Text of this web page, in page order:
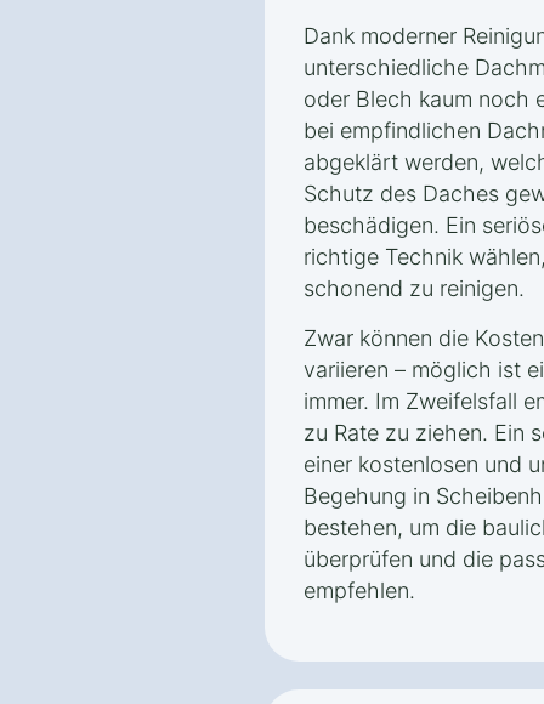
Dank moderner
unterschiedliche
oder Blech kaum noch
bei empfindlichen
abgeklärt werden,
Schutz des Daches
beschädigen. Ein
richtige Technik
schonend zu reinigen.
Zwar können die
variieren – möglich ist
immer. Im Zweifelsfall
zu Rate zu ziehen. Ein
einer kostenlosen und
Begehung in
bestehen, um die
überprüfen und die
empfehlen.